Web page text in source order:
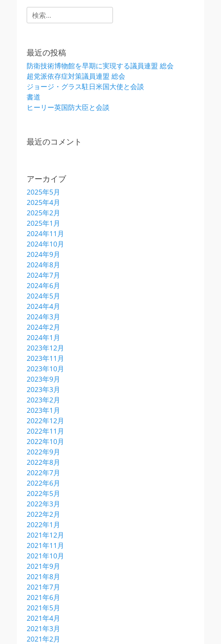
検
索:
最近の投稿
防衛技術博物館を早期に実現する議員連盟 総会
超党派依存症対策議員連盟 総会
ジョージ・グラス駐日米国大使と会談
書道
ヒーリー英国防大臣と会談
最近のコメント
アーカイブ
2025年5月
2025年4月
2025年2月
2025年1月
2024年11月
2024年10月
2024年9月
2024年8月
2024年7月
2024年6月
2024年5月
2024年4月
2024年3月
2024年2月
2024年1月
2023年12月
2023年11月
2023年10月
2023年9月
2023年3月
2023年2月
2023年1月
2022年12月
2022年11月
2022年10月
2022年9月
2022年8月
2022年7月
2022年6月
2022年5月
2022年3月
2022年2月
2022年1月
2021年12月
2021年11月
2021年10月
2021年9月
2021年8月
2021年7月
2021年6月
2021年5月
2021年4月
2021年3月
2021年2月